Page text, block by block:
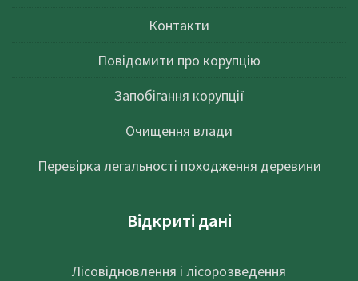
Контакти
Повідомити про корупцію
Запобігання корупції
Очищення влади
Перевірка легальності походження деревини
Відкриті дані
Лісовідновлення і лісорозведення